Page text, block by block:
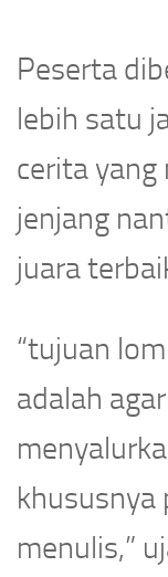
Peserta
lebih satu
cerita yang
jenjang
juara
“tujuan
adalah
khususnya
menulis,”